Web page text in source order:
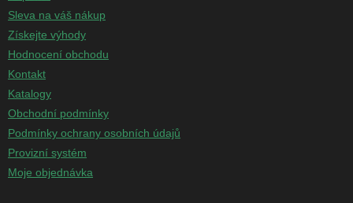
Sleva na váš nákup
Získejte výhody
Hodnocení obchodu
Kontakt
Katalogy
Obchodní podmínky
Podmínky ochrany osobních údajů
Provizní systém
Moje objednávka